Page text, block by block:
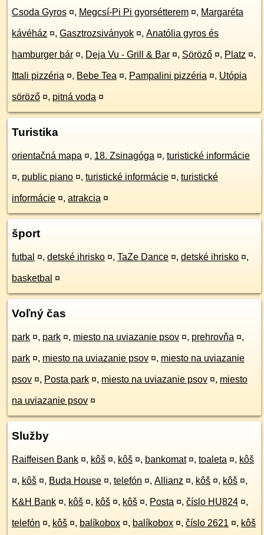
Csoda Gyros ¤, Megcsí-Pi Pi gyorsétterem ¤, Margaréta
kávéház ¤, Gasztrozsiványok ¤, Anatólia gyros és
hamburger bár ¤, Deja Vu - Grill & Bar ¤, Söröző ¤, Platz ¤,
Ittali pizzéria ¤, Bebe Tea ¤, Pampalini pizzéria ¤, Utópia
söröző ¤, pitná voda ¤
Turistika
orientačná mapa ¤, 18. Zsinagóga ¤, turistické informácie
¤, public piano ¤, turistické informácie ¤, turistické
informácie ¤, atrakcia ¤
šport
futbal ¤, detské ihrisko ¤, TaZe Dance ¤, detské ihrisko ¤,
basketbal ¤
Voľný čas
park ¤, park ¤, miesto na uviazanie psov ¤, prehrovňa ¤,
park ¤, miesto na uviazanie psov ¤, miesto na uviazanie
psov ¤, Posta park ¤, miesto na uviazanie psov ¤, miesto
na uviazanie psov ¤
Služby
Raiffeisen Bank ¤, kôš ¤, kôš ¤, bankomat ¤, toaleta ¤, kôš
¤, kôš ¤, Buda House ¤, telefón ¤, Allianz ¤, kôš ¤, kôš ¤,
K&H Bank ¤, kôš ¤, kôš ¤, kôš ¤, Posta ¤, číslo HU824 ¤,
telefón ¤, kôš ¤, balíkobox ¤, balíkobox ¤, číslo 2621 ¤, kôš